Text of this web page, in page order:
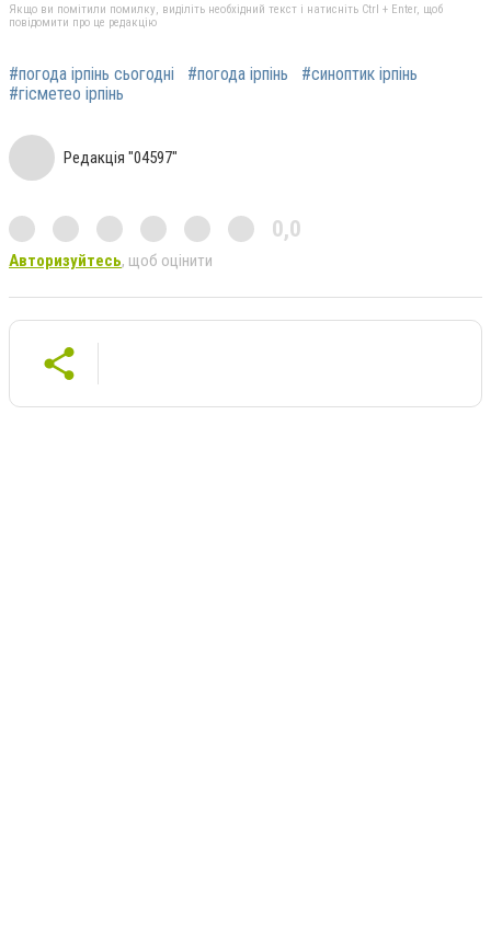
Якщо ви помітили помилку, виділіть необхідний текст і натисніть Ctrl + Enter, щоб
повідомити про це редакцію
#погода ірпінь сьогодні #погода ірпінь
#синоптик ірпінь
#гісметео ірпінь
Редакція "04597"
0,0
Авторизуйтесь, щоб оцінити